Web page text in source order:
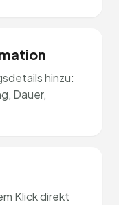
hinzu:
Dauer,
Klick direkt